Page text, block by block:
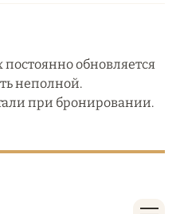
обновляется
неполной.
при бронировании.